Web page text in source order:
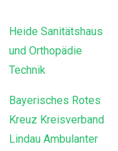
Heide Sanitätshaus
und Orthopädie
Technik
Bayerisches Rotes
Kreuz Kreisverband
Lindau Ambulanter